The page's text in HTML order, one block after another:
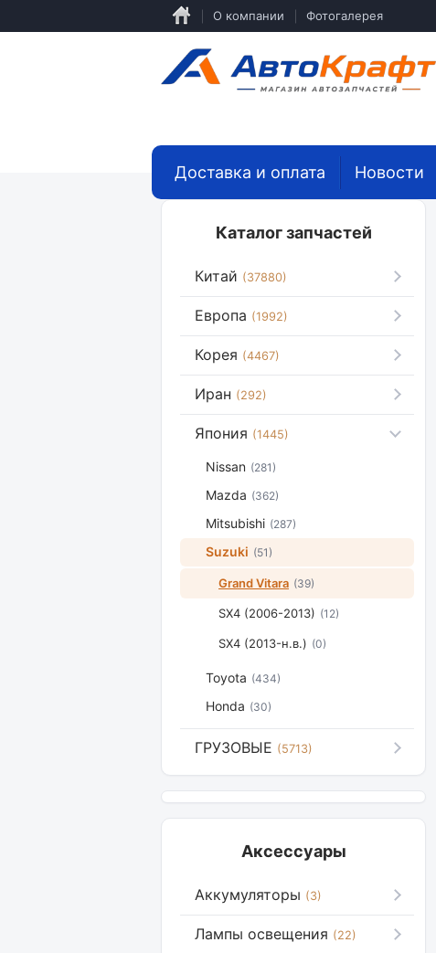
основному
О компании Фотогалерея
Доставка и оплата Новости
Каталог запчастей
Китай (37880)
Европа (1992)
Корея (4467)
Иран (292)
Япония (1445)
Nissan (281)
Mazda (362)
Mitsubishi (287)
Suzuki (51)
Grand Vitara (39)
SX4 (2006-2013) (12)
SX4 (2013-н.в.) (0)
Toyota (434)
Honda (30)
ГРУЗОВЫЕ (5713)
Аксессуары
Аккумуляторы (3)
Лампы освещения (22)